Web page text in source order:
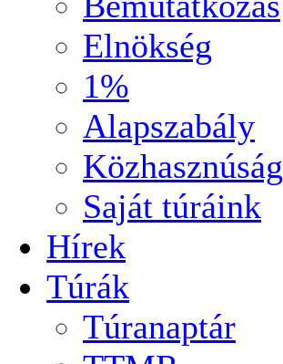
Elnökség
1%
Alapszabály
Közhasznúság
Saját túráink
Hírek
Túrák
Túranaptár